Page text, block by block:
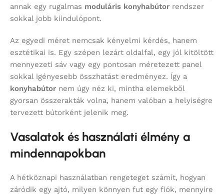
annak egy rugalmas moduláris konyhabútor rendszer
sokkal jobb kiindulópont.
Az egyedi méret nemcsak kényelmi kérdés, hanem
esztétikai is. Egy szépen lezárt oldalfal, egy jól kitöltött
mennyezeti sáv vagy egy pontosan méretezett panel
sokkal igényesebb összhatást eredményez. Így a
konyhabútor nem úgy néz ki, mintha elemekből
gyorsan összerakták volna, hanem valóban a helyiségre
tervezett bútorként jelenik meg.
Vasalatok és használati élmény a
mindennapokban
A hétköznapi használatban rengeteget számít, hogyan
záródik egy ajtó, milyen könnyen fut egy fiók, mennyire